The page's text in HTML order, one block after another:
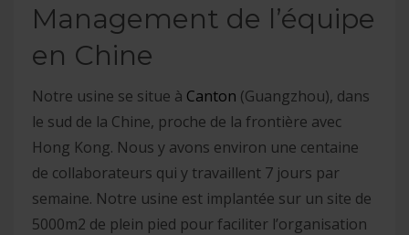
Management de l’équipe
en Chine
Notre usine se situe à Canton (Guangzhou), dans
le sud de la Chine, proche de la frontière avec
Hong Kong. Nous y avons environ une centaine
de collaborateurs qui y travaillent 7 jours par
semaine. Notre usine est implantée sur un site de
5000m2 de plein pied pour faciliter l’organisation